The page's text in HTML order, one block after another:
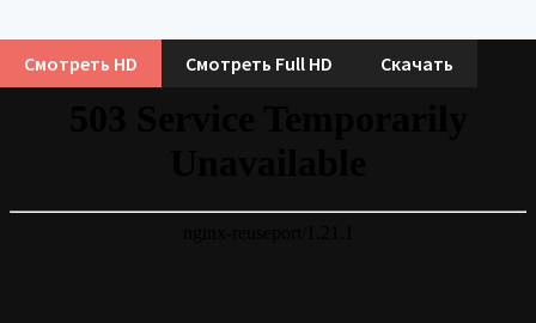
Смотреть HD Смотреть Full HD Скачать